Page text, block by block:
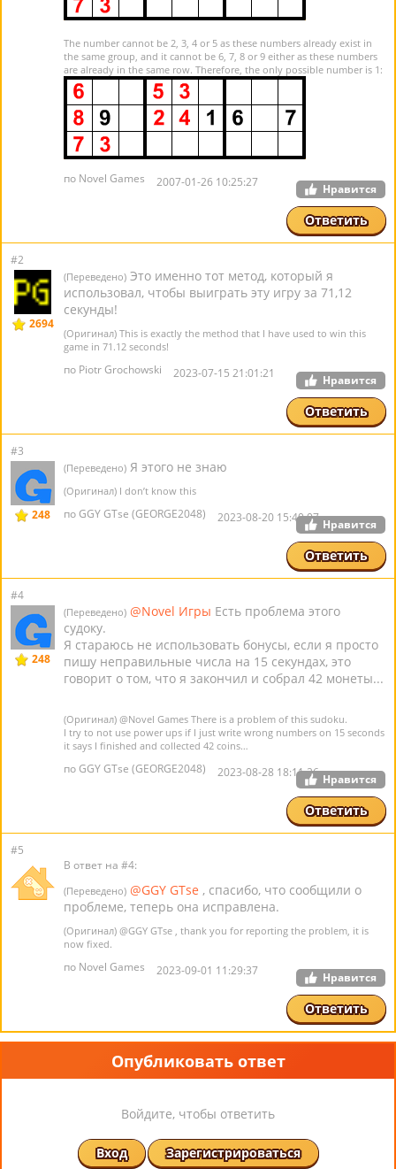
The number cannot be 2, 3, 4 or 5 as these numbers already exist in
the same group, and it cannot be 6, 7, 8 or 9 either as these numbers
are already in the same row. Therefore, the only possible number is 1:
по Novel Games 2007-01-26 10:25:27 Нравится
Ответить
#2
2694
(Переведено) Это именно тот метод, который я
использовал, чтобы выиграть эту игру за 71,12
секунды!
(Оригинал) This is exactly the method that I have used to win this
game in 71.12 seconds!
по Piotr Grochowski 2023-07-15 21:01:21 Нравится
Ответить
#3
248
(Переведено) Я этого не знаю
(Оригинал) I don’t know this
по GGY GTse (GEORGE2048) 2023-08-20 15:40:07 Нравится
Ответить
#4
248
(Переведено) @Novel Игры Есть проблема этого
судоку.
Я стараюсь не использовать бонусы, если я просто
пишу неправильные числа на 15 секундах, это
говорит о том, что я закончил и собрал 42 монеты...
(Оригинал) @Novel Games There is a problem of this sudoku.
I try to not use power ups if I just write wrong numbers on 15 seconds
it says I finished and collected 42 coins…
по GGY GTse (GEORGE2048) 2023-08-28 18:11:26 Нравится
Ответить
#5
В ответ на #4:
(Переведено) @GGY GTse , спасибо, что сообщили о
проблеме, теперь она исправлена.
(Оригинал) @GGY GTse , thank you for reporting the problem, it is
now fixed.
по Novel Games 2023-09-01 11:29:37 Нравится
Ответить
Опубликовать ответ
Войдите, чтобы ответить
Вход Зарегистрироваться